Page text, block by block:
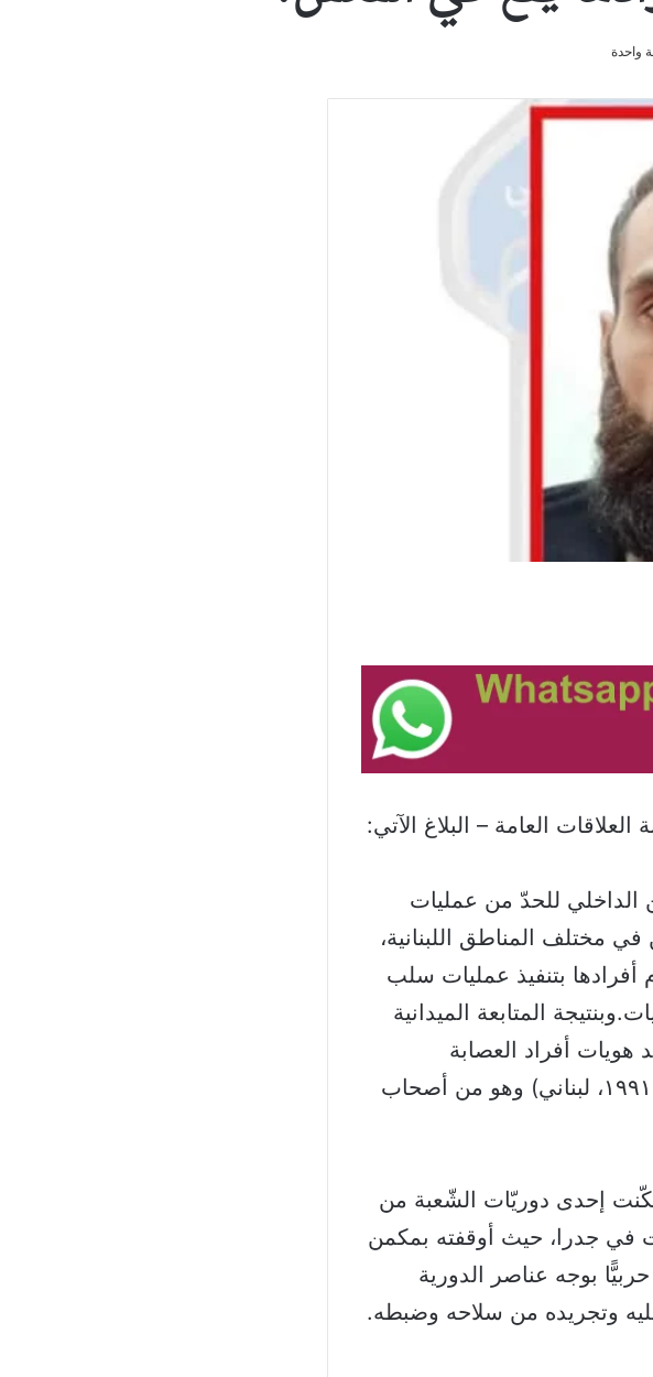
واحدة
العامة – البلاغ الآتي:
الداخلي للحدّ من عمليات
مختلف المناطق اللبنانية،
بتنفيذ عمليات سلب
المتابعة الميدانية
هويات أفراد العصابة
المذكورة، ومن بينهم المدعو: ح. م. (من مواليد عام ۱۹۹۱، لبناني) وهو من أصحاب
دقيقة، تمكّنت إحدى دوريّات الشّعبة من
في جدرا، حيث أوقفته بمكمن
بوجه عناصر الدورية
وتجريده من سلاحه وضبطه.